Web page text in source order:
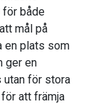
för både
mål på
en plats som
ger en
utan för stora
att främja